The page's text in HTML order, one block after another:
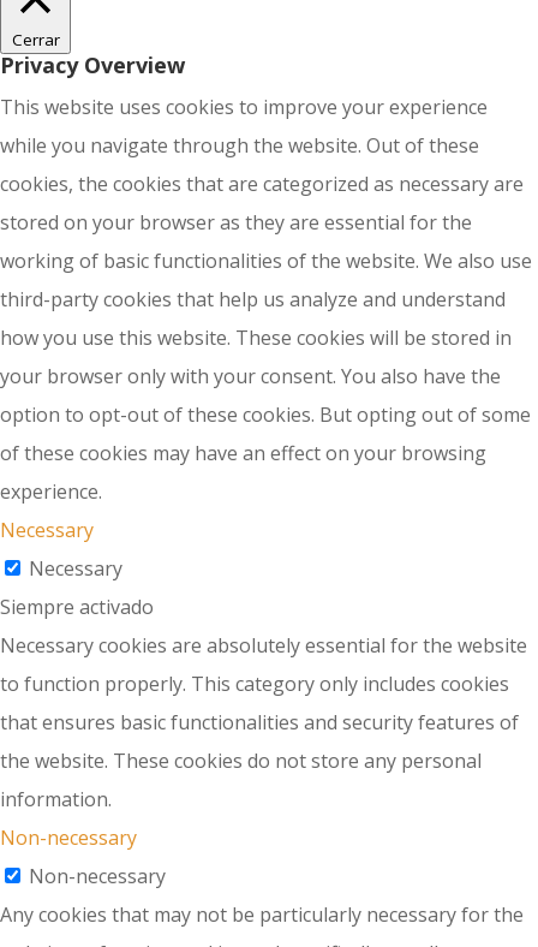
Cerrar
Privacy Overview
This website uses cookies to improve your experience
while you navigate through the website. Out of these
cookies, the cookies that are categorized as necessary are
stored on your browser as they are essential for the
working of basic functionalities of the website. We also use
third-party cookies that help us analyze and understand
how you use this website. These cookies will be stored in
your browser only with your consent. You also have the
option to opt-out of these cookies. But opting out of some
of these cookies may have an effect on your browsing
experience.
Necessary
Necessary
Siempre activado
Necessary cookies are absolutely essential for the website
to function properly. This category only includes cookies
that ensures basic functionalities and security features of
the website. These cookies do not store any personal
information.
Non-necessary
Non-necessary
Any cookies that may not be particularly necessary for the